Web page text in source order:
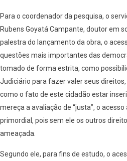
Para o coordenador da pesquisa, o
Rubens Goyatá Campante, doutor em
palestra do lançamento da obra, o
questões mais importantes das
tomado de forma estrita, como
Judiciário para fazer valer seus
como o fato de este cidadão estar
mereça a avaliação de “justa”, o
primordial, pois sem ele os outros
ameaçada.
Segundo ele, para fins de estudo, o